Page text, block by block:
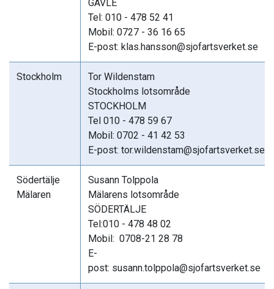
GÄVLE
Tel: 010 - 478 52 41
Mobil: 0727 - 36 16 65
E-post: klas.hansson@sjofartsverket.se
Stockholm
Tor Wildenstam
Stockholms lotsområde
STOCKHOLM
Tel 010 - 478 59 67
Mobil: 0702 - 41 42 53
E-post: tor.wildenstam@sjofartsverket.se
Södertälje
Mälaren
Susann Tolppola
Mälarens lotsområde
SÖDERTÄLJE
Tel:010 - 478 48 02
Mobil: 0708-21 28 78
E-
post: susann.tolppola@sjofartsverket.se